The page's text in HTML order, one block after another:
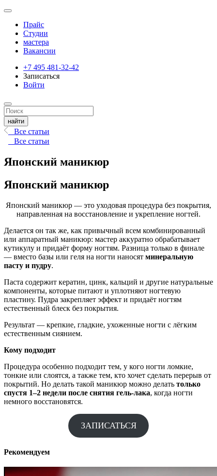
Прайс
Студии
мастера
Вакансии
+7 495 481-32-42
Записаться
Войти
Все статьи
Все статьи
Японский маникюр
Японский маникюр
Японский маникюр — это уходовая процедура без покрытия,
направленная на восстановление и укрепление ногтей.
Делается он так же, как привычный всем комбинированный
или аппаратный маникюр: мастер аккуратно обрабатывает
кутикулу и придаёт форму ногтям. Разница только в финале
— вместо базы или геля на ногти наносят минеральную
пасту и пудру.
Паста содержит кератин, цинк, кальций и другие натуральные
компоненты, которые питают и уплотняют ногтевую
пластину. Пудра закрепляет эффект и придаёт ногтям
естественный блеск без покрытия.
Результат — крепкие, гладкие, ухоженные ногти с лёгким
естественным сиянием.
Кому подходит
Процедура особенно подходит тем, у кого ногти ломкие,
тонкие или слоятся, а также тем, кто хочет сделать перерыв от
покрытий. Но делать такой маникюр можно делать только
спустя 1–2 недели после снятия гель-лака, когда ногти
немного восстановятся.
ЗАПИСАТЬСЯ
Рекомендуем